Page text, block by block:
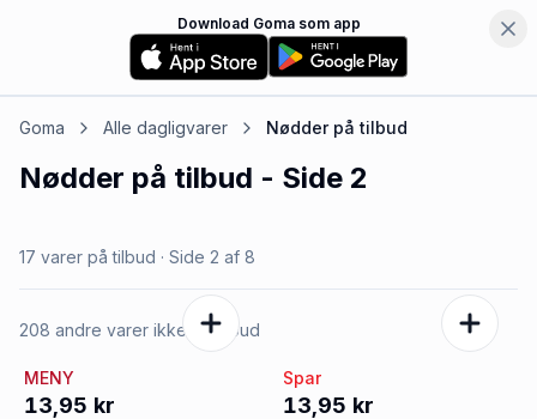
Download Goma som app
Goma Alle dagligvarer Nødderpå tilbud
Nødder på tilbud - Side 2
17 varer på tilbud · Side 2 af 8
208 andre varer ikke på tilbud
MENY
13,95 kr
Spar
13,95 kr